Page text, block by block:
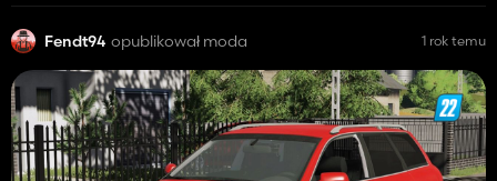
Fendt94 opublikował moda 1 rok temu